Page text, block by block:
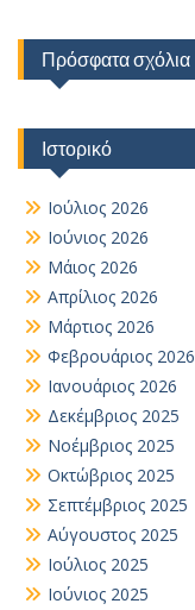
Πρόσφατα σχόλια
Ιστορικό
Ιούλιος 2026
Ιούνιος 2026
Μάιος 2026
Απρίλιος 2026
Μάρτιος 2026
Φεβρουάριος 2026
Ιανουάριος 2026
Δεκέμβριος 2025
Νοέμβριος 2025
Οκτώβριος 2025
Σεπτέμβριος 2025
Αύγουστος 2025
Ιούλιος 2025
Ιούνιος 2025